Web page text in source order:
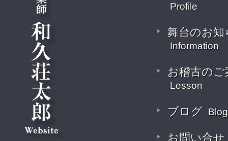
Profile
舞台のお知
Information
お稽古のご
Lesson
ブログ Blog
お問い合せ